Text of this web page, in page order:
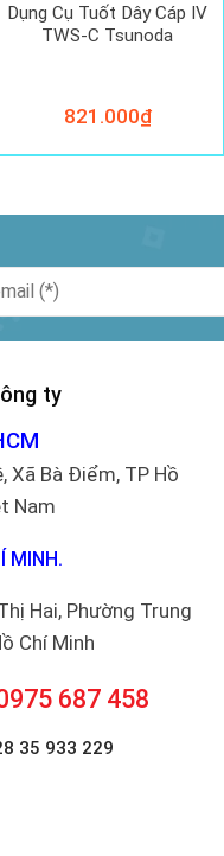
Dụng Cụ Tuốt Dây Cáp IV
TWS-C Tsunoda
821.000₫
ty
Xã Bà Điểm, TP Hồ
Nam
MINH.
Hai, Phường Trung
Chí Minh
687 458
35 933 229